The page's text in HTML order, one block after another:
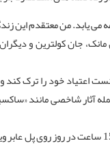
می ‌یابد. من معتقدم این
با مایلز دیویس، تلونیوس مانک،
شد در سال 1950 به دلیل سرقت مسلحانه به زندان
سال بعد از آن، رالینز سه سال از ضبط و اجرای صحنه‌ ای فاصله